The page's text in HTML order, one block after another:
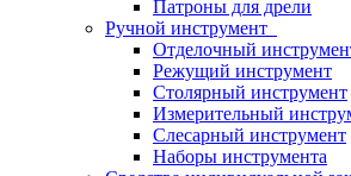
Патроны для дрели
Ручной инструмент
Отделочный
Режущий инструмент
Столярный инструмент
Измерительный
Слесарный инструмент
Наборы инструмента